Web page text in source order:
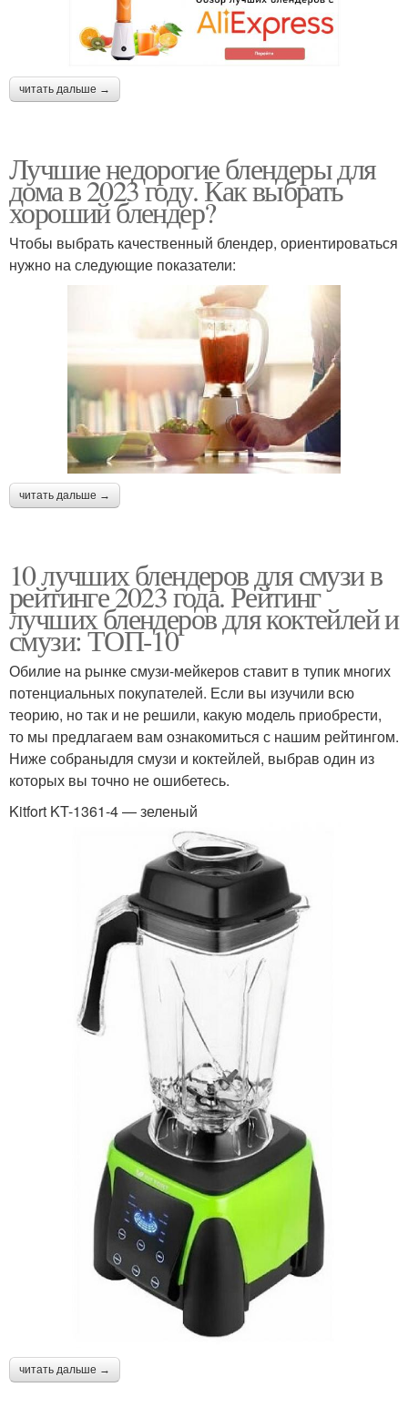
читать дальше →
Лучшие недорогие блендеры для
дома в 2023 году. Как выбрать
хороший блендер?
Чтобы выбрать качественный блендер, ориентироваться
нужно на следующие показатели:
читать дальше →
10 лучших блендеров для смузи в
рейтинге 2023 года. Рейтинг
лучших блендеров для коктейлей и
смузи: ТОП-10
Обилие на рынке смузи-мейкеров ставит в тупик многих
потенциальных покупателей. Если вы изучили всю
теорию, но так и не решили, какую модель приобрести,
то мы предлагаем вам ознакомиться с нашим рейтингом.
Ниже собраныдля смузи и коктейлей, выбрав один из
которых вы точно не ошибетесь.
Kitfort KT-1361-4 — зеленый
читать дальше →